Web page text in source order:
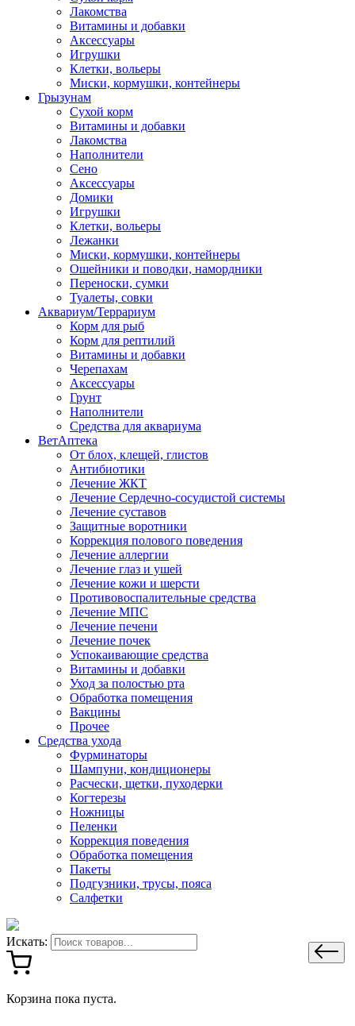
Лакомства
Витамины и добавки
Аксессуары
Игрушки
Клетки, вольеры
Миски, кормушки, контейнеры
Грызунам
Сухой корм
Витамины и добавки
Лакомства
Наполнители
Сено
Аксессуары
Домики
Игрушки
Клетки, вольеры
Лежанки
Миски, кормушки, контейнеры
Ошейники и поводки, намордники
Переноски, сумки
Туалеты, совки
Аквариум/Террариум
Корм для рыб
Корм для рептилий
Витамины и добавки
Черепахам
Аксессуары
Грунт
Наполнители
Средства для аквариума
ВетАптека
От блох, клещей, глистов
Антибиотики
Лечение ЖКТ
Лечение Сердечно-сосудистой системы
Лечение суставов
Защитные воротники
Коррекция полового поведения
Лечение аллергии
Лечение глаз и ушей
Лечение кожи и шерсти
Противовоспалительные средства
Лечение МПС
Лечение печени
Лечение почек
Успокаивающие средства
Витамины и добавки
Уход за полостью рта
Обработка помещения
Вакцины
Прочее
Средства ухода
Фурминаторы
Шампуни, кондиционеры
Расчески, щетки, пуходерки
Когтерезы
Ножницы
Пеленки
Коррекция поведения
Обработка помещения
Пакеты
Подгузники, трусы, пояса
Салфетки
Искать:
Корзина пока пуста.